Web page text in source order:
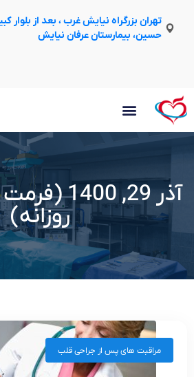
تهران بزرگراه نیایش غرب ، بعد از بلوار
حسین، بیمارستان عرفان نیایش
آذر 29,
روزانه)
مراقبت های پس از جراحی قلب